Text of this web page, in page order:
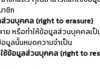
าชิก
วนบุคคล (right to erasure)
ย หรือทำให้ข้อมูลส่วนบุคคลเป็
มูลนั้นหมดความจำเป็น
ใช้ข้อมูลส่วนบุคคล (right to